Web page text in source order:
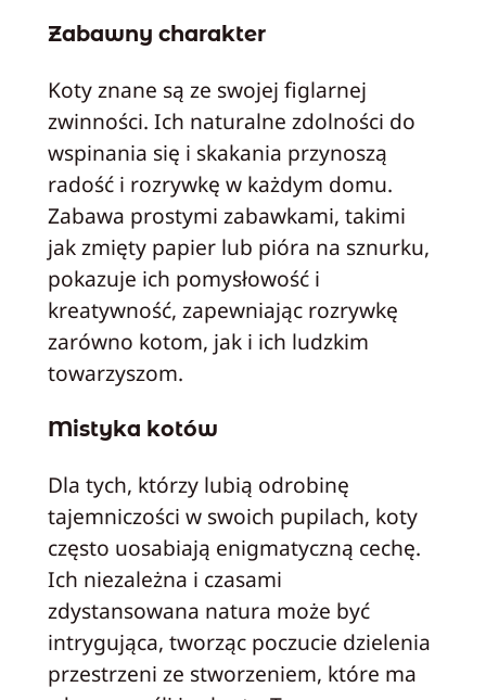
Zabawny charakter
Koty znane są ze swojej figlarnej
zwinności. Ich naturalne zdolności do
wspinania się i skakania przynoszą
radość i rozrywkę w każdym domu.
Zabawa prostymi zabawkami, takimi
jak zmięty papier lub pióra na sznurku,
pokazuje ich pomysłowość i
kreatywność, zapewniając rozrywkę
zarówno kotom, jak i ich ludzkim
towarzyszom.
Mistyka kotów
Dla tych, którzy lubią odrobinę
tajemniczości w swoich pupilach, koty
często uosabiają enigmatyczną cechę.
Ich niezależna i czasami
zdystansowana natura może być
intrygująca, tworząc poczucie dzielenia
przestrzeni ze stworzeniem, które ma